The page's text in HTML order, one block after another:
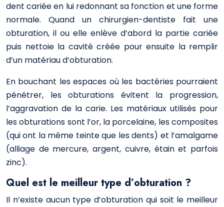
dent cariée en lui redonnant sa fonction et une forme
normale. Quand un chirurgien-dentiste fait une
obturation, il ou elle enlève d’abord la partie cariée
puis nettoie la cavité créée pour ensuite la remplir
d’un matériau d’obturation.
En bouchant les espaces où les bactéries pourraient
pénétrer, les obturations évitent la progression,
l’aggravation de la carie. Les matériaux utilisés pour
les obturations sont l’or, la porcelaine, les composites
(qui ont la même teinte que les dents) et l’amalgame
(alliage de mercure, argent, cuivre, étain et parfois
zinc).
Quel est le meilleur type d’obturation ?
Il n’existe aucun type d’obturation qui soit le meilleur